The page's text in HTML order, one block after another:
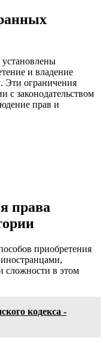
и владение
Эти ограничения
с законодательством
прав и
права
приобретения
сложности в этом
кодекса -